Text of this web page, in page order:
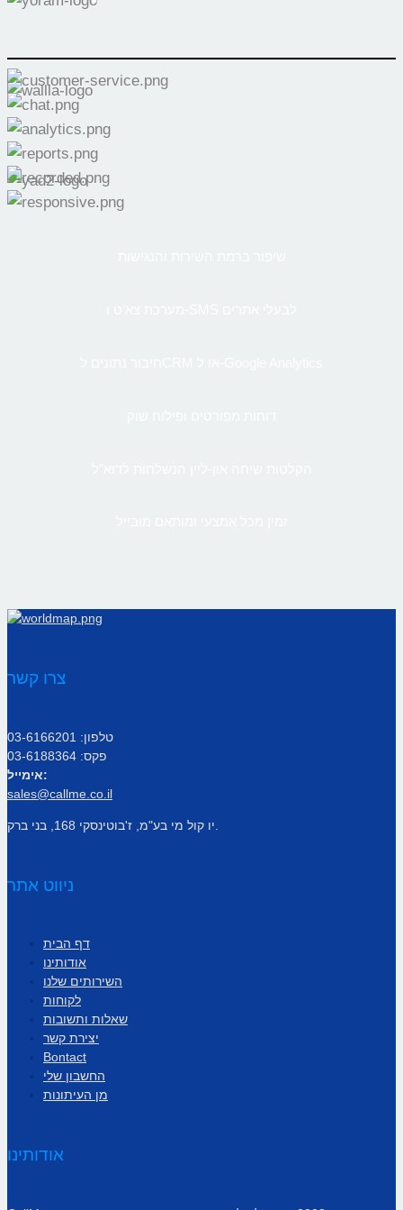
צרו קשר
טלפון: 03-6166201
פקס: 03-6188364
אימייל:
sales@callme.co.il
ניווט אתר
דף הבית
אודותינו
השירותים שלנו
לקוחות
שאלות ותשובות
יצירת קשר
Bontact
החשבון שלי
מן העיתונות
אודותינו